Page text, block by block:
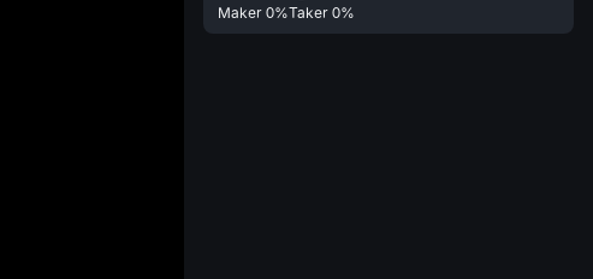
Maker 0%Taker 0%